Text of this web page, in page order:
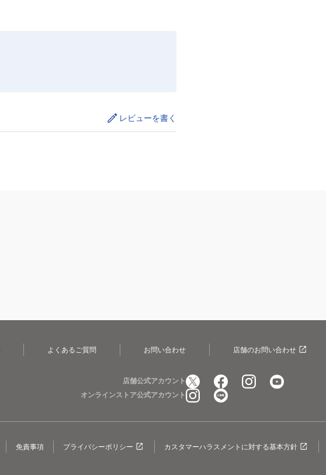
レビューを書く
よくあるご質問 お問い合わせ 店舗のお問い合わせ
店舗公式アカウント
オンラインストア公式アカウント
免責事項 プライバシーポリシー カスタマーハラスメントに対する基本方針